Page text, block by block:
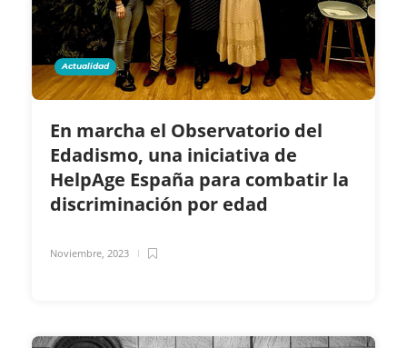
Actualidad
En marcha el Observatorio del
Edadismo, una iniciativa de
HelpAge España para combatir la
discriminación por edad
Noviembre, 2023